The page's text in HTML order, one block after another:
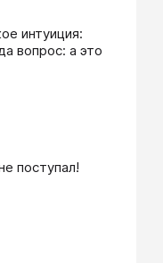
интуиция:
вопрос: а это
поступал!